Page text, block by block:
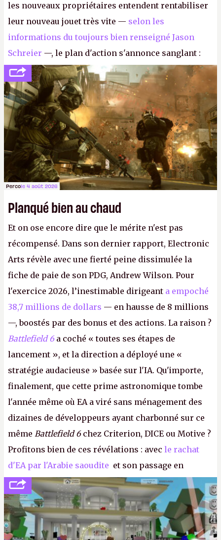
les nouveaux propriétaires entendent rentabiliser
leur nouveau jouet très vite — selon les
informations du toujours bien renseigné Jason
Schreier —, le plan d'action s'annonce sanglant :
réductions de coûts drastiques, fermetures de
studios et licenciements massifs. En gros, essorer
FCetBattlefield, puis virer le reste.P.
Percole 4 août 2026
Planqué bien au chaud
Et on ose encore dire que le mérite n'est pas
récompensé. Dans son dernier rapport, Electronic
Arts révèle avec une fierté peine dissimulée la
fiche de paie de son PDG, Andrew Wilson. Pour
l'exercice 2026, l’inestimable dirigeant a empoché
38,7 millions de dollars — en hausse de 8 millions
—, boostés par des bonus et des actions. La raison ?
Battlefield 6 a coché « toutes ses étapes de
lancement », et la direction a déployé une «
stratégie audacieuse » basée sur l'IA. Qu'importe,
finalement, que cette prime astronomique tombe
l'année même où EA a viré sans ménagement des
dizaines de développeurs ayant charbonné sur ce
même Battlefield 6chez Criterion, DICE ou Motive ?
Profitons bien de ces révélations : avec le rachat
d'EA par l'Arabie saoudite et son passage en
société privée, l'éditeur n'aura bientôt plus
l'obligation de publier ses bilans. Encore une
victoire pour la transparence.P.